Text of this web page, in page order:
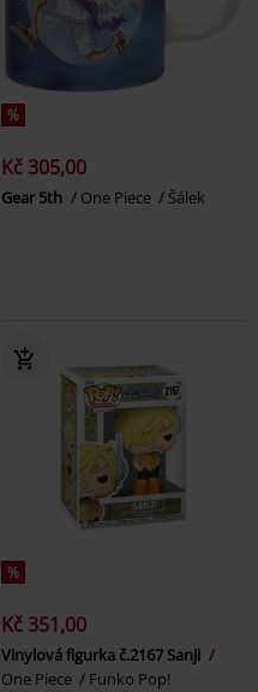
%
Kč 305,00
Gear 5th One Piece Šálek
%
Kč 351,00
Vinylová figurka č.2167 Sanji
One Piece
Funko Pop!